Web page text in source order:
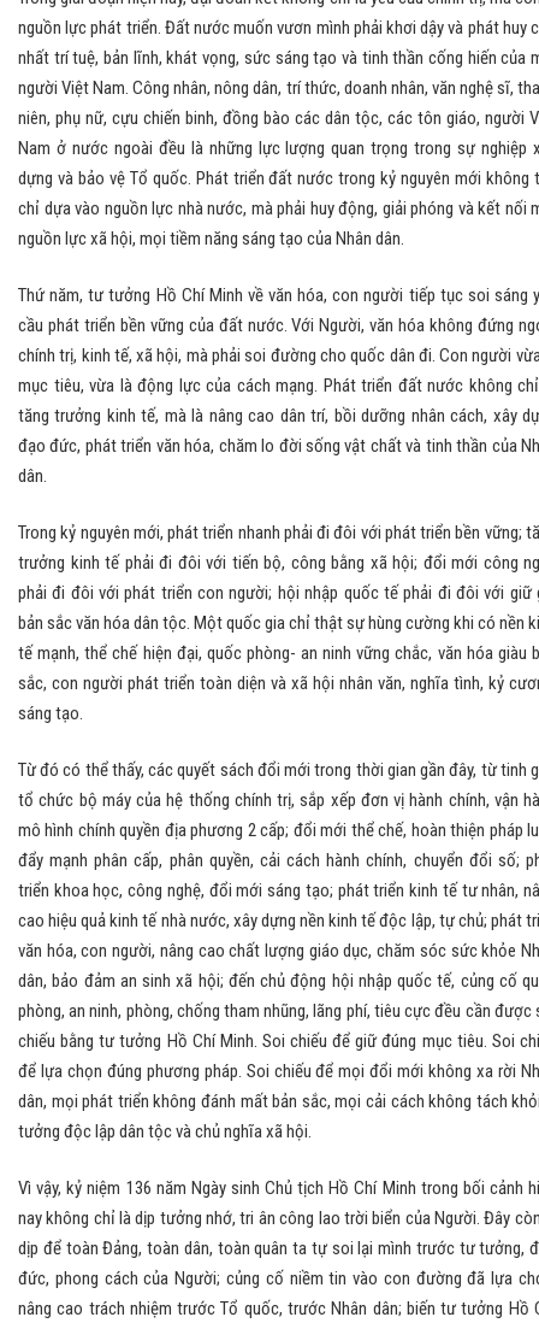
nguồn lực phát triển. Đất nước muốn vươn mình phải khơi dậy và phát huy
nhất trí tuệ, bản lĩnh, khát vọng, sức sáng tạo và tinh thần cống hiến của
người Việt Nam. Công nhân, nông dân, trí thức, doanh nhân, văn nghệ sĩ,
niên, phụ nữ, cựu chiến binh, đồng bào các dân tộc, các tôn giáo, người
Nam ở nước ngoài đều là những lực lượng quan trọng trong sự nghiệp
dựng và bảo vệ Tổ quốc. Phát triển đất nước trong kỷ nguyên mới không
chỉ dựa vào nguồn lực nhà nước, mà phải huy động, giải phóng và kết nối
nguồn lực xã hội, mọi tiềm năng sáng tạo của Nhân dân.
Thứ năm, tư tưởng Hồ Chí Minh về văn hóa, con người tiếp tục soi sáng
cầu phát triển bền vững của đất nước. Với Người, văn hóa không đứng
chính trị, kinh tế, xã hội, mà phải soi đường cho quốc dân đi. Con người
mục tiêu, vừa là động lực của cách mạng. Phát triển đất nước không
tăng trưởng kinh tế, mà là nâng cao dân trí, bồi dưỡng nhân cách, xây
đạo đức, phát triển văn hóa, chăm lo đời sống vật chất và tinh thần của
dân.
Trong kỷ nguyên mới, phát triển nhanh phải đi đôi với phát triển bền vững;
trưởng kinh tế phải đi đôi với tiến bộ, công bằng xã hội; đổi mới công
phải đi đôi với phát triển con người; hội nhập quốc tế phải đi đôi với giữ
bản sắc văn hóa dân tộc. Một quốc gia chỉ thật sự hùng cường khi có nền
tế mạnh, thể chế hiện đại, quốc phòng- an ninh vững chắc, văn hóa giàu
sắc, con người phát triển toàn diện và xã hội nhân văn, nghĩa tình, kỷ
sáng tạo.
Từ đó có thể thấy, các quyết sách đổi mới trong thời gian gần đây, từ tinh
tổ chức bộ máy của hệ thống chính trị, sắp xếp đơn vị hành chính, vận
mô hình chính quyền địa phương 2 cấp; đổi mới thể chế, hoàn thiện pháp
đẩy mạnh phân cấp, phân quyền, cải cách hành chính, chuyển đổi số;
triển khoa học, công nghệ, đổi mới sáng tạo; phát triển kinh tế tư nhân,
cao hiệu quả kinh tế nhà nước, xây dựng nền kinh tế độc lập, tự chủ; phát
văn hóa, con người, nâng cao chất lượng giáo dục, chăm sóc sức khỏe
dân, bảo đảm an sinh xã hội; đến chủ động hội nhập quốc tế, củng cố
phòng, an ninh, phòng, chống tham nhũng, lãng phí, tiêu cực đều cần được
chiếu bằng tư tưởng Hồ Chí Minh. Soi chiếu để giữ đúng mục tiêu. Soi
để lựa chọn đúng phương pháp. Soi chiếu để mọi đổi mới không xa rời
dân, mọi phát triển không đánh mất bản sắc, mọi cải cách không tách
tưởng độc lập dân tộc và chủ nghĩa xã hội.
Vì vậy, kỷ niệm 136 năm Ngày sinh Chủ tịch Hồ Chí Minh trong bối cảnh
nay không chỉ là dịp tưởng nhớ, tri ân công lao trời biển của Người. Đây
dịp để toàn Đảng, toàn dân, toàn quân ta tự soi lại mình trước tư tưởng,
đức, phong cách của Người; củng cố niềm tin vào con đường đã lựa
nâng cao trách nhiệm trước Tổ quốc, trước Nhân dân; biến tư tưởng Hồ